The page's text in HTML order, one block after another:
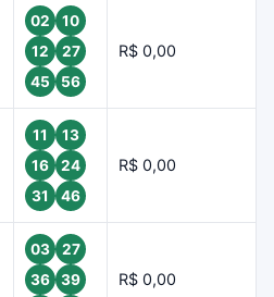
02
10
12
27
45
56
R$ 0,00
11
13
16
24
31
46
R$ 0,00
03
27
36
39
R$ 0,00